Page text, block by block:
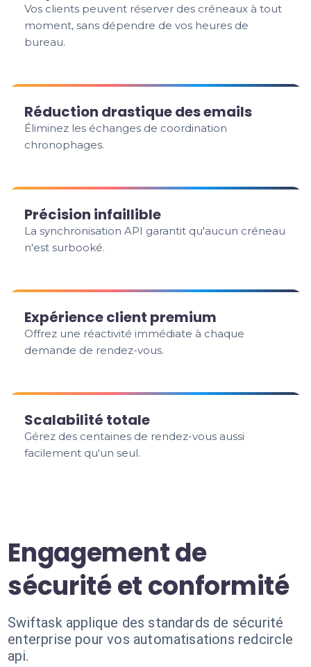
Vos clients peuvent réserver des créneaux à tout
moment, sans dépendre de vos heures de
bureau.
Réduction drastique des emails
Éliminez les échanges de coordination
chronophages.
Précision infaillible
La synchronisation API garantit qu'aucun créneau
n'est surbooké.
Expérience client premium
Offrez une réactivité immédiate à chaque
demande de rendez-vous.
Scalabilité totale
Gérez des centaines de rendez-vous aussi
facilement qu'un seul.
Engagement de
sécurité et conformité
Swiftask applique des standards de sécurité
enterprise pour vos automatisations redcircle
api.